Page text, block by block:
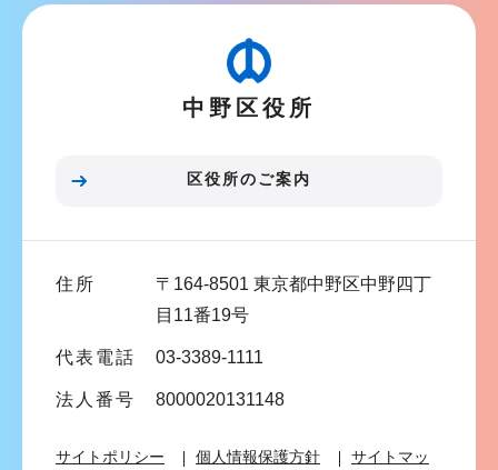
ビ
中野区役所
区役所のご案内
住所
〒164-8501 東京都中野区中野四丁
目11番19号
代表電話 03-3389-1111
法人番号 8000020131148
サイトポリシー 個人情報保護方針 サイトマッ